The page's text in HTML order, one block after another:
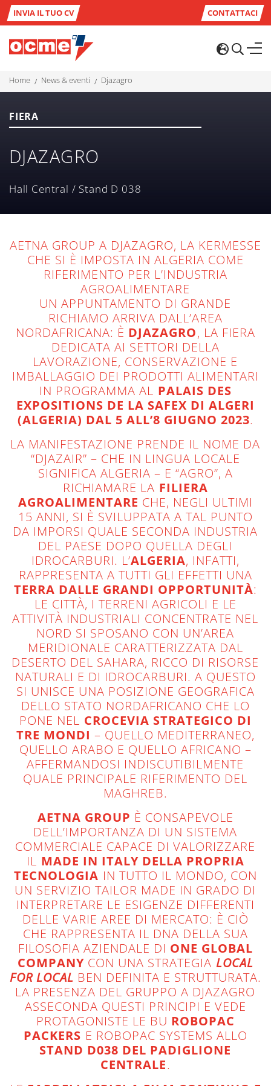
INVIA IL TUO CV CONTATTACI
home news & eventi djazagro
FIERA
DJAZAGRO
Hall Central / Stand D 038
AETNA GROUP A DJAZAGRO, LA KERMESSE
CHE SI È IMPOSTA IN ALGERIA COME
RIFERIMENTO PER L’INDUSTRIA
AGROALIMENTARE
UN APPUNTAMENTO DI GRANDE
RICHIAMO ARRIVA DALL’AREA
NORDAFRICANA: È DJAZAGRO, LA FIERA
DEDICATA AI SETTORI DELLA
LAVORAZIONE, CONSERVAZIONE E
IMBALLAGGIO DEI PRODOTTI ALIMENTARI
IN PROGRAMMA AL PALAIS DES
EXPOSITIONS DE LA SAFEX DI ALGERI
(ALGERIA) DAL 5 ALL’8 GIUGNO 2023.
LA MANIFESTAZIONE PRENDE IL NOME DA
“DJAZAIR” – CHE IN LINGUA LOCALE
SIGNIFICA ALGERIA – E “AGRO”, A
RICHIAMARE LA FILIERA
AGROALIMENTARE CHE, NEGLI ULTIMI
15 ANNI, SI È SVILUPPATA A TAL PUNTO
DA IMPORSI QUALE SECONDA INDUSTRIA
DEL PAESE DOPO QUELLA DEGLI
IDROCARBURI. L’ALGERIA, INFATTI,
RAPPRESENTA A TUTTI GLI EFFETTI UNA
TERRA DALLE GRANDI OPPORTUNITÀ:
LE CITTÀ, I TERRENI AGRICOLI E LE
ATTIVITÀ INDUSTRIALI CONCENTRATE NEL
NORD SI SPOSANO CON UN’AREA
MERIDIONALE CARATTERIZZATA DAL
DESERTO DEL SAHARA, RICCO DI RISORSE
NATURALI E DI IDROCARBURI. A QUESTO
SI UNISCE UNA POSIZIONE GEOGRAFICA
DELLO STATO NORDAFRICANO CHE LO
PONE NEL CROCEVIA STRATEGICO DI
TRE MONDI – QUELLO MEDITERRANEO,
QUELLO ARABO E QUELLO AFRICANO –
AFFERMANDOSI INDISCUTIBILMENTE
QUALE PRINCIPALE RIFERIMENTO DEL
MAGHREB.
AETNA GROUP È CONSAPEVOLE
DELL’IMPORTANZA DI UN SISTEMA
COMMERCIALE CAPACE DI VALORIZZARE
IL MADE IN ITALY DELLA PROPRIA
TECNOLOGIA IN TUTTO IL MONDO, CON
UN SERVIZIO TAILOR MADE IN GRADO DI
INTERPRETARE LE ESIGENZE DIFFERENTI
DELLE VARIE AREE DI MERCATO: È CIÒ
CHE RAPPRESENTA IL DNA DELLA SUA
FILOSOFIA AZIENDALE DI ONE GLOBAL
COMPANY CON UNA STRATEGIA LOCAL
FOR LOCAL BEN DEFINITA E STRUTTURATA.
LA PRESENZA DEL GRUPPO A DJAZAGRO
ASSECONDA QUESTI PRINCIPI E VEDE
PROTAGONISTE LE BU ROBOPAC
PACKERS E ROBOPAC SYSTEMS ALLO
STAND D038 DEL PADIGLIONE
CENTRALE.